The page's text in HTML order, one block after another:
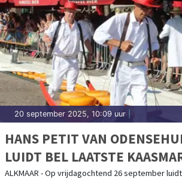
20 september 2025, 10:09 uur
HANS PETIT VAN
LUIDT BEL LAATSTE
ALKMAAR - Op vrijdagochtend 26 september